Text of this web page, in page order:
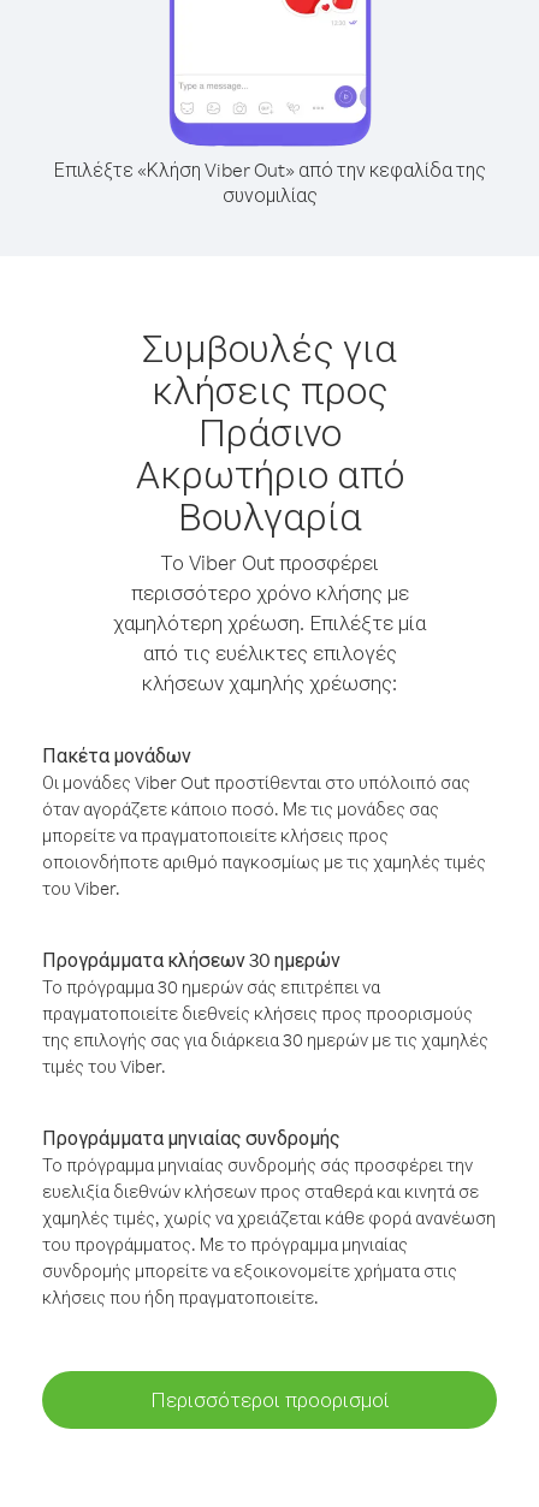
Επιλέξτε «Κλήση Viber Out» από την κεφαλίδα της
συνομιλίας
Συμβουλές για
κλήσεις προς
Πράσινο
Ακρωτήριο από
Βουλγαρία
Το Viber Out προσφέρει
περισσότερο χρόνο κλήσης με
χαμηλότερη χρέωση. Επιλέξτε μία
από τις ευέλικτες επιλογές
κλήσεων χαμηλής χρέωσης:
Πακέτα μονάδων
Οι μονάδες Viber Out προστίθενται στο υπόλοιπό σας
όταν αγοράζετε κάποιο ποσό. Με τις μονάδες σας
μπορείτε να πραγματοποιείτε κλήσεις προς
οποιονδήποτε αριθμό παγκοσμίως με τις χαμηλές τιμές
του Viber.
Προγράμματα κλήσεων 30 ημερών
Το πρόγραμμα 30 ημερών σάς επιτρέπει να
πραγματοποιείτε διεθνείς κλήσεις προς προορισμούς
της επιλογής σας για διάρκεια 30 ημερών με τις χαμηλές
τιμές του Viber.
Προγράμματα μηνιαίας συνδρομής
Το πρόγραμμα μηνιαίας συνδρομής σάς προσφέρει την
ευελιξία διεθνών κλήσεων προς σταθερά και κινητά σε
χαμηλές τιμές, χωρίς να χρειάζεται κάθε φορά ανανέωση
του προγράμματος. Με το πρόγραμμα μηνιαίας
συνδρομής μπορείτε να εξοικονομείτε χρήματα στις
κλήσεις που ήδη πραγματοποιείτε.
Περισσότεροι προορισμοί